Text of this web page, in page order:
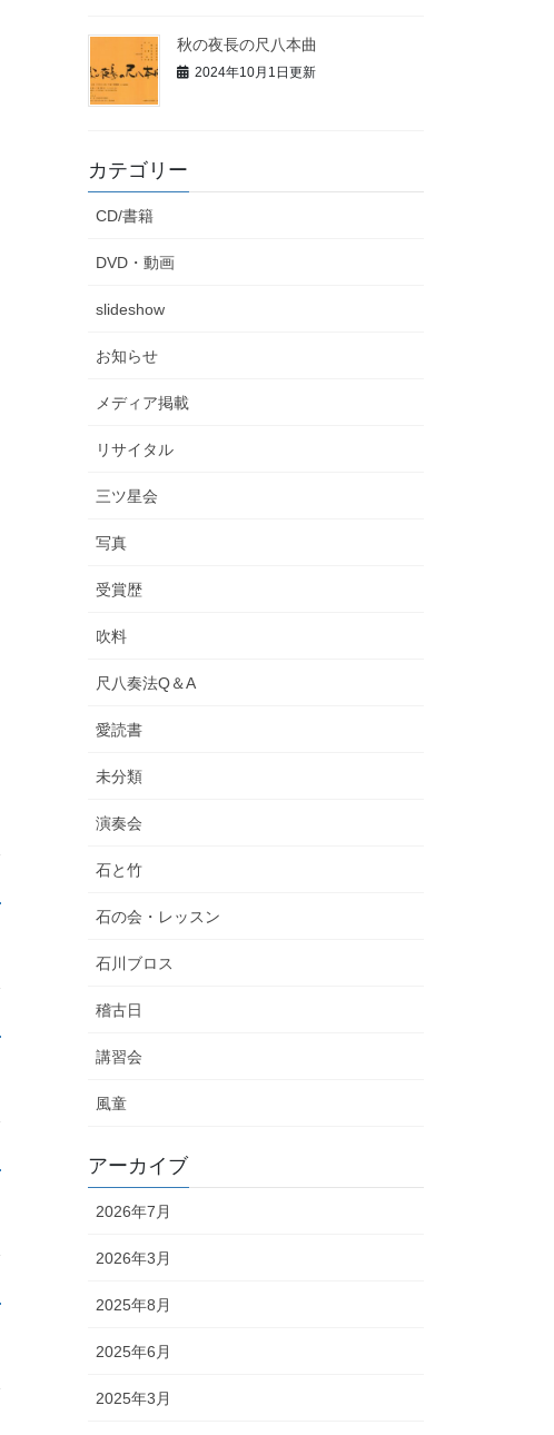
秋の夜長の尺八本曲
2024年10月1日更新
カテゴリー
CD/書籍
DVD・動画
slideshow
お知らせ
メディア掲載
リサイタル
三ツ星会
写真
受賞歴
吹料
尺八奏法Q＆A
愛読書
未分類
演奏会
石と竹
石の会・レッスン
石川ブロス
稽古日
講習会
風童
アーカイブ
2026年7月
2026年3月
2025年8月
2025年6月
2025年3月